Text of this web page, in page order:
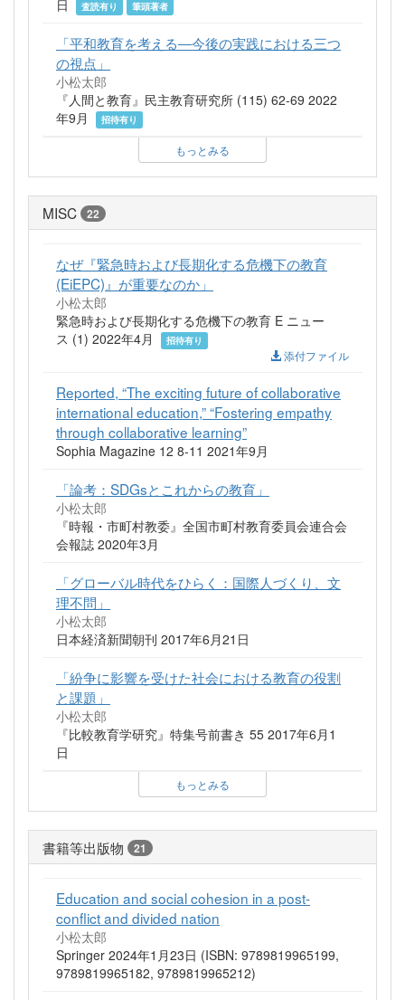
日 査読有り 筆頭著者
「平和教育を考える―今後の実践における三つ
の視点」
小松太郎
『人間と教育』民主教育研究所 (115) 62-69 2022
年9月
招待有り
もっとみる
MISC 22
なぜ『緊急時および長期化する危機下の教育
(EiEPC)』が重要なのか」
小松太郎
緊急時および長期化する危機下の教育 E ニュー
ス (1) 2022年4月
招待有り
添付ファイル
Reported, “The exciting future of collaborative
international education,” “Fostering empathy
through collaborative learning”
Sophia Magazine 12 8-11 2021年9月
「論考：SDGsとこれからの教育」
小松太郎
『時報・市町村教委』全国市町村教育委員会連合会
会報誌 2020年3月
「グローバル時代をひらく：国際人づくり、文
理不問」
小松太郎
日本経済新聞朝刊 2017年6月21日
「紛争に影響を受けた社会における教育の役割
と課題」
小松太郎
『比較教育学研究』特集号前書き 55 2017年6月1
日
もっとみる
書籍等出版物 21
Education and social cohesion in a post-
conflict and divided nation
小松太郎
Springer 2024年1月23日 (ISBN: 9789819965199,
9789819965182, 9789819965212)